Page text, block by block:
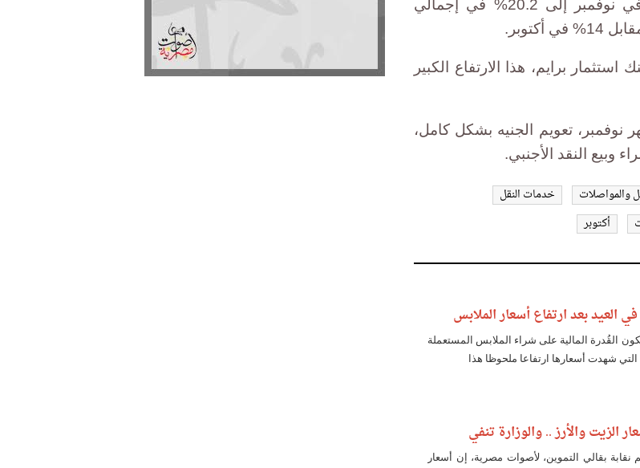
وبحسب بيانات الجهاز، قفز التضخم السنوي في نوفمبر إلى 20.2% في إجمالي
برايم، هذا الارتفاع الكبير
نوفمبر، تعويم الجنيه بشكل كامل،
وبيع النقد الأجنبي.
والمواصلات
خدمات النقل
أكتوبر
العيد بعد ارتفاع أسعار الملابس
القُدرة المالية على شراء الملابس المستعملة
شهدت أسعارها ارتفاعا ملحوظا هذا
الزيت والأرز .. والوزارة تنفي
بقالي التموين، لأصوات مصرية، إن أسعار